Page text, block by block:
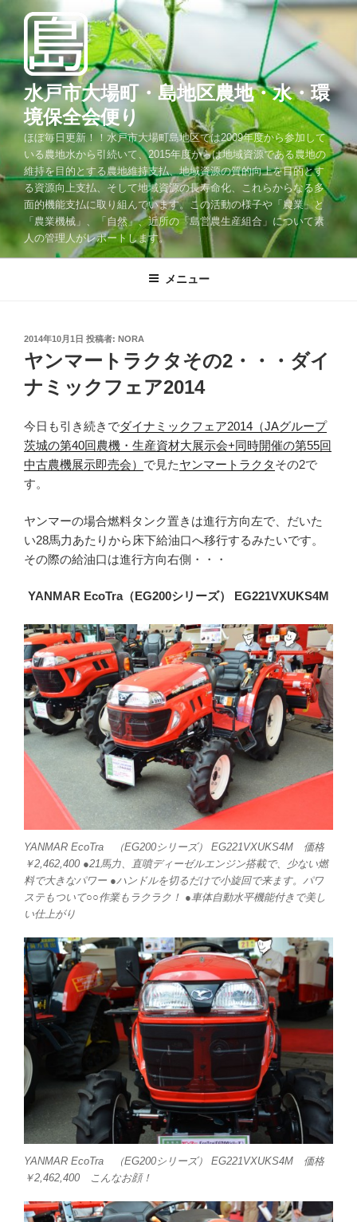
テ
ン
ツ
へ
ス
ッ
プ
水戸市大場町・島地区農地・水・環
境保全会便り
ほぼ毎日更新！！水戸市大場町島地区では2009年度から参加して
いる農地水から引続いて、2015年度からは地域資源である農地の
維持を目的とする農地維持支払、地域資源の質的向上を目的とす
る資源向上支払、そして地域資源の長寿命化、これらからなる多
面的機能支払に取り組んでいます。この活動の様子や「農業」と
「農業機械」、「自然」、近所の「島営農生産組合」について素
人の管理人がレポートします。
メニュー
投
稿
日:
2014年10月1日 投稿者: NORA
ヤンマートラクタその2・・・ダイ
ナミックフェア2014
今日も引き続きでダイナミックフェア2014（JAグループ
茨城の第40回農機・生産資材大展示会+同時開催の第55回
中古農機展示即売会） で見たヤンマートラクタその2で
す。
ヤンマーの場合燃料タンク置きは進行方向左で、だいた
い28馬力あたりから床下給油口へ移行するみたいです。
その際の給油口は進行方向右側・・・
YANMAR EcoTra（EG200シリーズ） EG221VXUKS4M
YANMAR EcoTra （EG200シリーズ） EG221VXUKS4M 価格
￥2,462,400 ●21馬力、直噴ディーゼルエンジン搭載で、少ない燃
料で大きなパワー ●ハンドルを切るだけで小旋回で来ます。パワ
ステもついて○○作業もラクラク！ ●車体自動水平機能付きで美し
い仕上がり
YANMAR EcoTra （EG200シリーズ） EG221VXUKS4M 価格
￥2,462,400 こんなお顔！